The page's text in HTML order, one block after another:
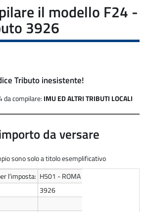
il modello F24 -
3926
Tributo inesistente!
da compilare: IMU ED ALTRI TRIBUTI LOCALI
da versare
sono solo a titolo esemplificativo
l'imposta: H501 - ROMA
3926